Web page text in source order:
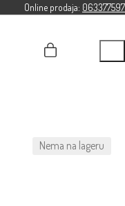
Online prodaja: 063377597
Nema na lageru